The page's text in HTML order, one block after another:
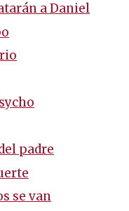
a Daniel
padre
se van